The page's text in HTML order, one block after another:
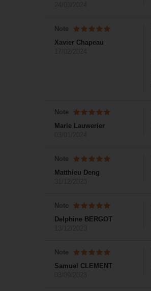
Note
Xavier Chapeau
Note
Marie Lauwerier
Note
Matthieu Deng
Note
Delphine BERGOT
Note
Samuel CLEMENT